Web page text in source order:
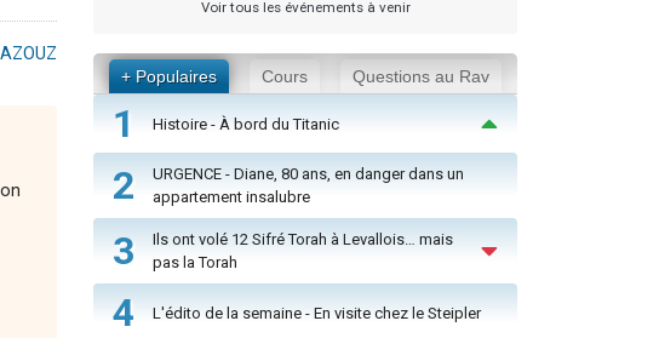
Voir tous les événements à venir
+ Populaires Cours Questions au Rav
1 Histoire - À bord du Titanic
2
URGENCE - Diane, 80 ans, en danger dans un
appartement insalubre
3
Ils ont volé 12 Sifré Torah à Levallois… mais
pas la Torah
4 L'édito de la semaine - En visite chez le Steipler